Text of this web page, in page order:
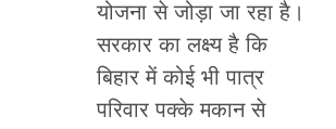
योजना से जोड़ा जा रहा है।
सरकार का लक्ष्य है कि
बिहार में कोई भी पात्र
परिवार पक्के मकान से